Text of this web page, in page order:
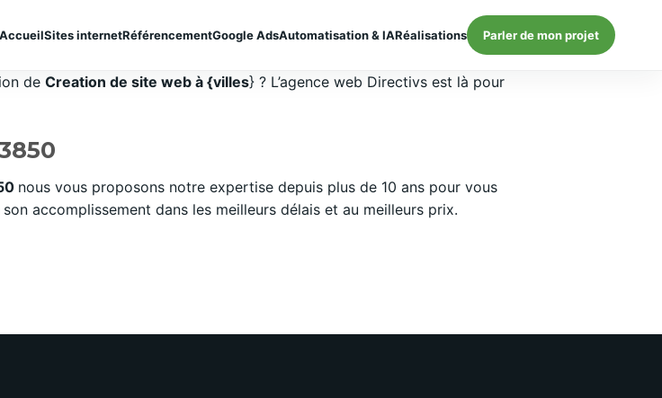
AccueilSites internetRéférencementGoogle AdsAutomatisation & IARéalisations Parler de mon projet
de Creation de site web à {villes} ? L’agence web Directivs est là pour
nous vous proposons notre expertise depuis plus de 10 ans pour vous
accomplissement dans les meilleurs délais et au meilleurs prix.